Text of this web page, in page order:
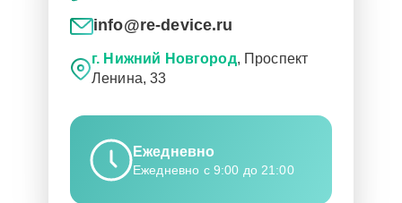
info@re-device.ru
г. Нижний Новгород, Проспект
Ленина, 33
Ежедневно
Ежедневно с 9:00 до 21:00